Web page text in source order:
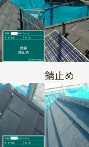
錆止め